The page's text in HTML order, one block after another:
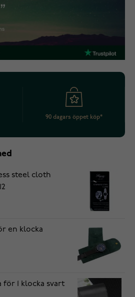
90 dagars öppet köp*
steel cloth
en klocka
för 1 klocka svart